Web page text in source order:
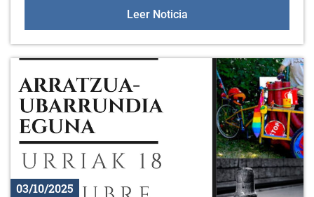
Leer NoticiaTaller dirigido a familias:
03/10/2025